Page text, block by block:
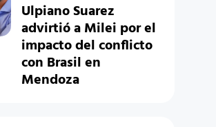
Ulpiano Suarez
advirtió a Milei por el
impacto del conflicto
con Brasil en
Mendoza